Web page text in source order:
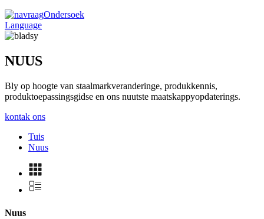
Ondersoek
Language
NUUS
Bly op hoogte van staalmarkveranderinge, produkkennis,
produktoepassingsgidse en ons nuutste maatskappyopdaterings.
kontak ons
Tuis
Nuus
Nuus